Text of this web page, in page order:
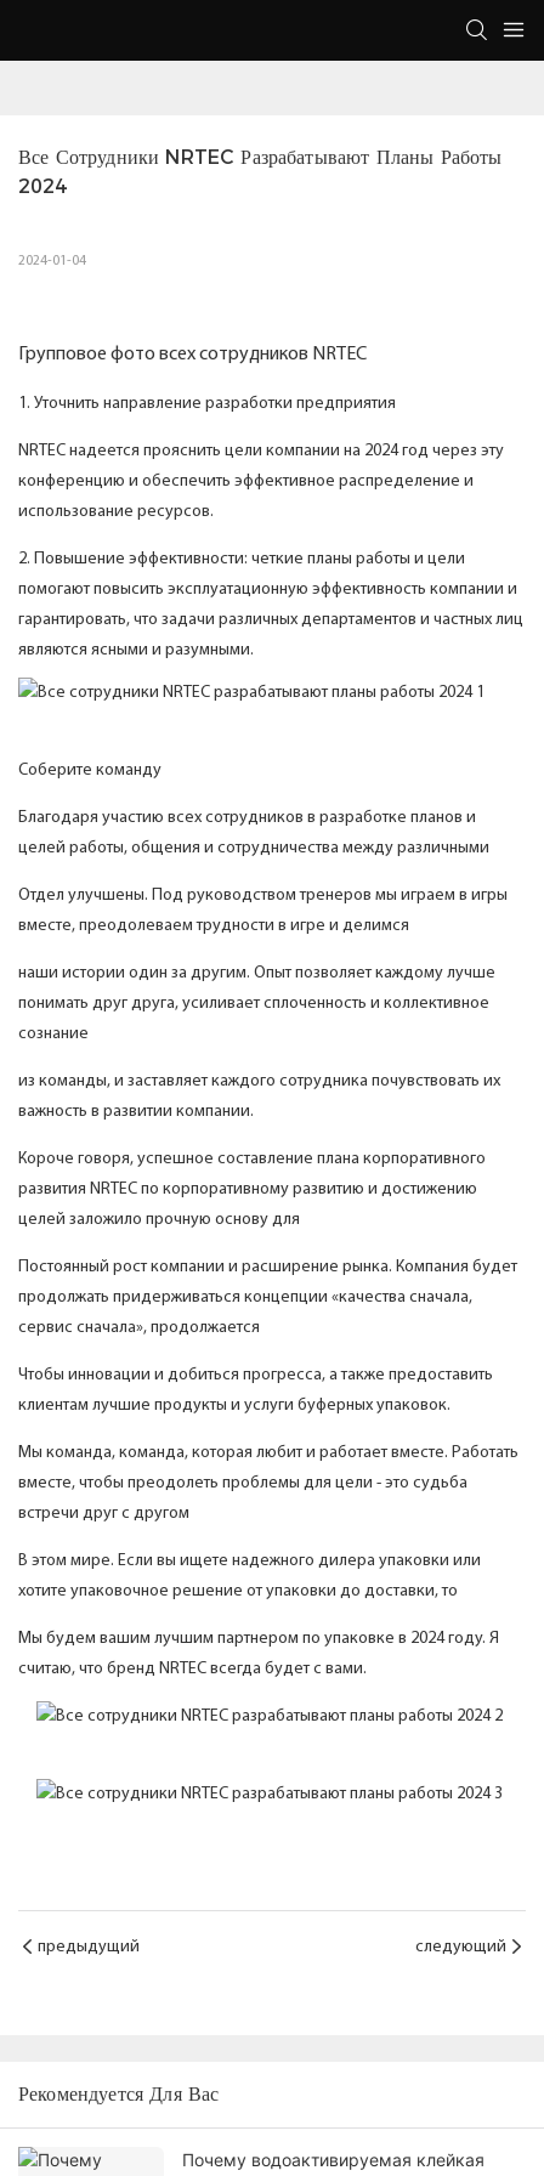
Все Сотрудники NRTEC Разрабатывают Планы Работы
2024
2024-01-04
Групповое фото всех сотрудников NRTEC
1. Уточнить направление разработки предприятия
NRTEC надеется прояснить цели компании на 2024 год через эту
конференцию и обеспечить эффективное распределение и
использование ресурсов.
2. Повышение эффективности: четкие планы работы и цели
помогают повысить эксплуатационную эффективность компании и
гарантировать, что задачи различных департаментов и частных лиц
являются ясными и разумными.
Соберите команду
Благодаря участию всех сотрудников в разработке планов и
целей работы, общения и сотрудничества между различными
Отдел улучшены. Под руководством тренеров мы играем в игры
вместе, преодолеваем трудности в игре и делимся
наши истории один за другим. Опыт позволяет каждому лучше
понимать друг друга, усиливает сплоченность и коллективное
сознание
из команды, и заставляет каждого сотрудника почувствовать их
важность в развитии компании.
Короче говоря, успешное составление плана корпоративного
развития NRTEC по корпоративному развитию и достижению
целей заложило прочную основу для
Постоянный рост компании и расширение рынка. Компания будет
продолжать придерживаться концепции «качества сначала,
сервис сначала», продолжается
Чтобы инновации и добиться прогресса, а также предоставить
клиентам лучшие продукты и услуги буферных упаковок.
Мы команда, команда, которая любит и работает вместе. Работать
вместе, чтобы преодолеть проблемы для цели - это судьба
встречи друг с другом
В этом мире. Если вы ищете надежного дилера упаковки или
хотите упаковочное решение от упаковки до доставки, то
Мы будем вашим лучшим партнером по упаковке в 2024 году. Я
считаю, что бренд NRTEC всегда будет с вами.
предыдущий следующий
Рекомендуется Для Вас
Почему водоактивируемая клейкая